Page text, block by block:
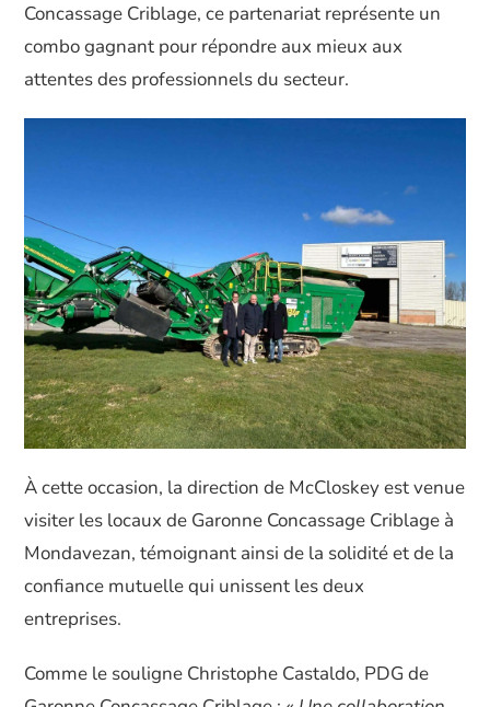
Concassage Criblage, ce partenariat représente un
combo gagnant pour répondre aux mieux aux
attentes des professionnels du secteur.
À cette occasion, la direction de McCloskey est venue
visiter les locaux de Garonne Concassage Criblage à
Mondavezan, témoignant ainsi de la solidité et de la
confiance mutuelle qui unissent les deux
entreprises.
Comme le souligne Christophe Castaldo, PDG de